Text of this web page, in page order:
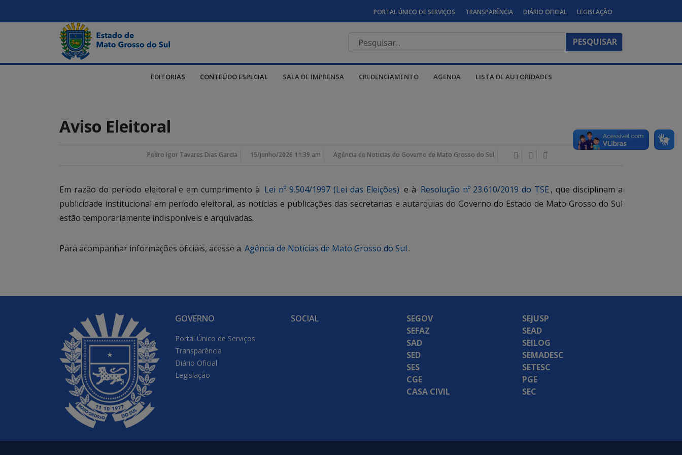
PORTAL ÚNICO DE SERVIÇOS TRANSPARÊNCIA DIÁRIO OFICIAL LEGISLAÇÃO
EDITORIAS CONTEÚDO ESPECIAL SALA DE IMPRENSA CREDENCIAMENTO AGENDA LISTA DE AUTORIDADES
Aviso Eleitoral
Pedro Igor Tavares Dias Garcia 15/junho/2026 11:39 am Agência de Noticias do Governo de Mato Grosso do Sul
Em razão do período eleitoral e em cumprimento à Lei nº 9.504/1997 (Lei das Eleições) e à Resolução nº 23.610/2019 do TSE , que disciplinam a
publicidade institucional em período eleitoral, as notícias e publicações das secretarias e autarquias do Governo do Estado de Mato Grosso do Sul
estão temporariamente indisponíveis e arquivadas.
Para acompanhar informações oficiais, acesse a Agência de Notícias de Mato Grosso do Sul .
GOVERNO
Portal Único de Serviços
Transparência
Diário Oficial
Legislação
SOCIAL
SEGOV
SEFAZ
SAD
SED
SES
CGE
CASA CIVIL
SEJUSP
SEAD
SEILOG
SEMADESC
SETESC
PGE
SEC